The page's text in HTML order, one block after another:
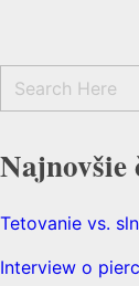
Najnovšie
Tetovanie vs.
Interview o